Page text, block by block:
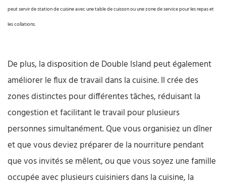
peut servir de station de cuisine avec une table de cuisson ou une zone de service pour les repas et
les collations.
De plus, la disposition de Double Island peut également
améliorer le flux de travail dans la cuisine. Il crée des
zones distinctes pour différentes tâches, réduisant la
congestion et facilitant le travail pour plusieurs
personnes simultanément. Que vous organisiez un dîner
et que vous deviez préparer de la nourriture pendant
que vos invités se mêlent, ou que vous soyez une famille
occupée avec plusieurs cuisiniers dans la cuisine, la